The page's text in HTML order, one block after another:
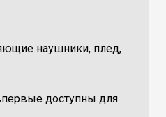
наушники, плед,
доступны для